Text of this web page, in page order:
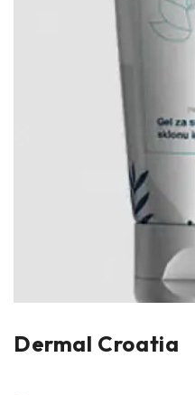
Dermal Croatia